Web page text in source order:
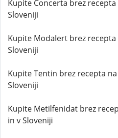
Kupite Concerta brez
Sloveniji
Kupite Modalert brez
Sloveniji
Kupite Tentin brez recepta
Sloveniji
Kupite Metilfenidat brez
in v Sloveniji